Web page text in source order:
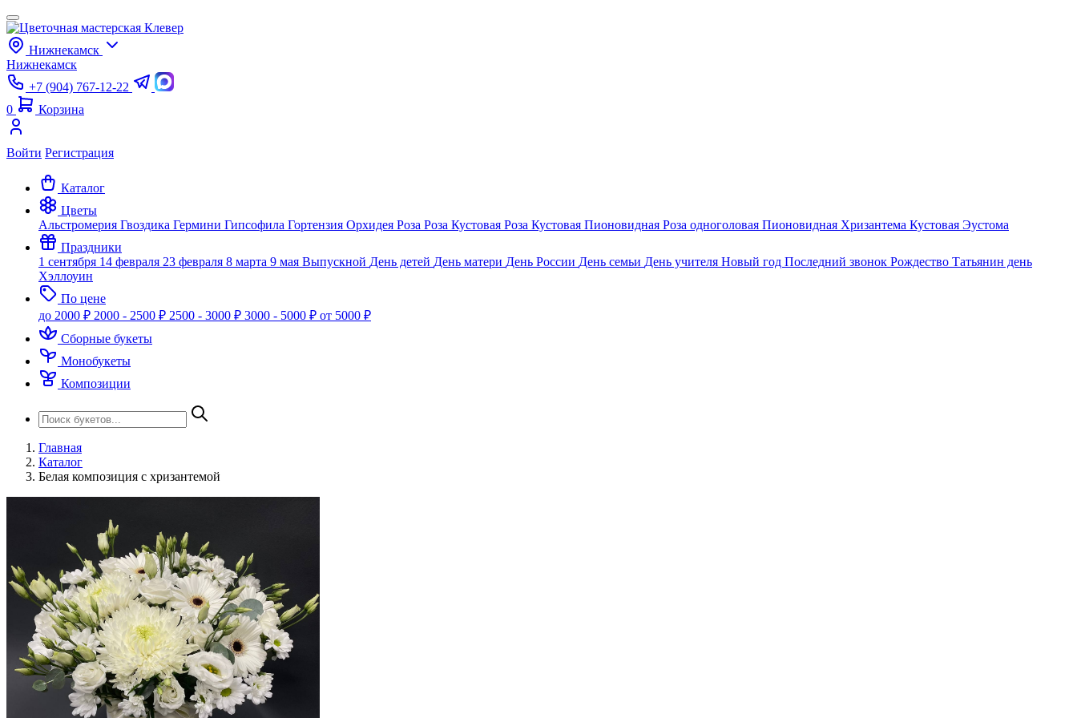
Нижнекамск
Нижнекамск
+7 (904) 767-12-22
0
Корзина
Войти Регистрация
Каталог
Цветы
Альстромерия Гвоздика Гермини Гипсофила Гортензия Орхидея Роза Роза Кустовая Роза Кустовая Пионовидная Роза одноголовая Пионовидная Хризантема Кустовая Эустома
Праздники
1 сентября 14 февраля 23 февраля 8 марта 9 мая Выпускной День детей День матери День России День семьи День учителя Новый год Последний звонок Рождество Татьянин день
Хэллоуин
По цене
до 2000 ₽ 2000 - 2500 ₽ 2500 - 3000 ₽ 3000 - 5000 ₽ от 5000 ₽
Сборные букеты
Монобукеты
Композиции
Главная
Каталог
Белая композиция с хризантемой